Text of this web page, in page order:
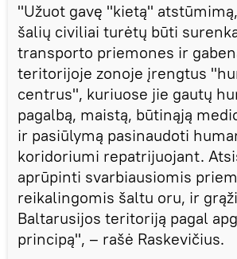
"Užuot gavę "kietą"
šalių civiliai turėtų būti
transporto priemones ir
teritorijoje zonoje įrengtus
centrus", kuriuose jie gautų
pagalbą, maistą, būtinąją
ir pasiūlymą pasinaudoti
koridoriumi repatrijuojant.
aprūpinti svarbiausiomis
reikalingomis šaltu oru, ir
Baltarusijos teritoriją pagal
principą", – rašė Raskevičius.